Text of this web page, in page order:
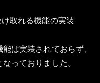
取れる機能の実装
は実装されておらず、
っておりました。